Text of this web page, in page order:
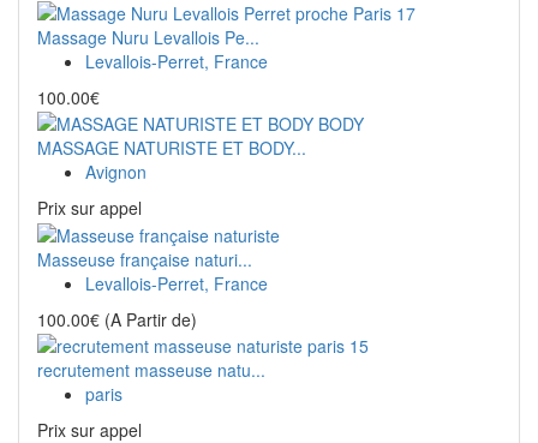
Massage Nuru Levallois Pe...
Levallois-Perret, France
100.00€
MASSAGE NATURISTE ET BODY...
Avignon
Prix ​​sur appel
Masseuse française naturi...
Levallois-Perret, France
100.00€ (A Partir de)
recrutement masseuse natu...
paris
Prix ​​sur appel